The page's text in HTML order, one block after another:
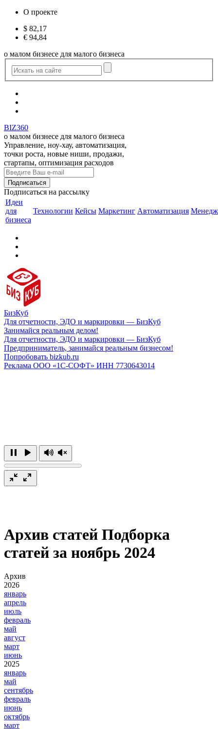
О проекте
$ 82,17
€ 94,84
о малом бизнесе для малого бизнеса
BIZ360
о малом бизнесе для малого бизнеса
Управление, ноу-хау, автоматизация,
точки роста, новые ниши, продажи,
стартапы, оптимизация расходов
Подписаться на рассылку
Идеи
для
бизнеса
Технологии Кейсы Маркетинг Автоматизация
БизКуб
Для отчетности, ЭДО и маркировки — БизКуб
Занимайся реальным делом!
Для отчетности, ЭДО и маркировки — БизКуб
Предприниматель, занимайся реальным бизнесом!
Попробовать bizkub.ru
Реклама ООО «1С-СОФТ» ИНН 7730643014
Архив статей Подборка
статей за ноябрь 2024
Архив
2026
январь
апрель
июль
февраль
май
август
март
июнь
2025
январь
май
сентябрь
февраль
июнь
октябрь
март